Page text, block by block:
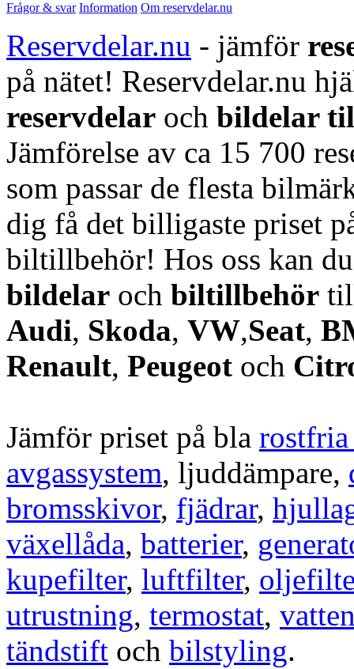
Frågor & svar Information Om reservdelar.nu
Reservdelar.nu - jämför
på nätet! Reservdelar.nu
reservdelar och bildelar
Jämförelse av ca 15 700
som passar de flesta
dig få det billigaste priset
biltillbehör! Hos oss kan
bildelar och biltillbehör
Audi, Skoda, VW,Seat,
Renault, Peugeot och
Jämför priset på bla rostfria
avgassystem, ljuddämpare,
bromsskivor, fjädrar,
växellåda, batterier,
kupefilter, luftfilter,
utrustning, termostat,
tändstift och bilstyling.